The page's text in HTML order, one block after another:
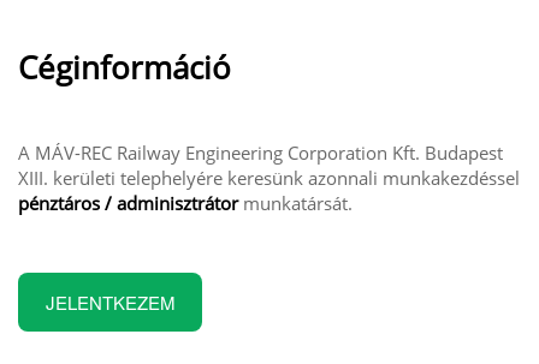
Céginformáció
A MÁV-REC Railway Engineering Corporation Kft. Budapest
XIII. kerületi telephelyére keresünk azonnali munkakezdéssel
pénztáros / adminisztrátormunkatársát.
JELENTKEZEM